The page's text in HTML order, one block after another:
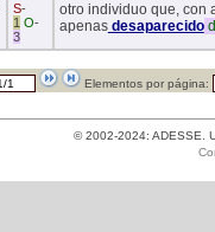
S-
1 O-
3
otro individuo que, con
apenasdesaparecido
Elementos por página:
© 2002-2024: ADESSE.